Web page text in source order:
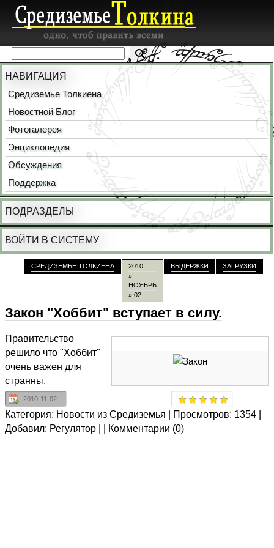
НАВИГАЦИЯ
Средиземье Толкиена
Новостной Блог
Фотогалерея
Энциклопедия
Обсуждения
Поддержка
ПОДРАЗДЕЛЫ
ВОЙТИ В СИСТЕМУ
Закон "Хоббит" вступает в силу.
Правительство
решило что "Хоббит"
очень важен для
странны.
2010-11-02
Категория: Новости из Средиземья Просмотров: 1354
Добавил: Регулятор Комментарии (0)
СРЕДИЗЕМЬЕ ТОЛКИЕНА
2010
»
НОЯБРЬ
» 02
ВЫДЕРЖКИ ЗАГРУЗКИ